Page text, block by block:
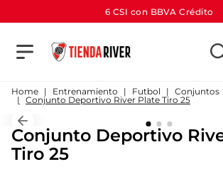
6 CSI con BBVA Crédito
Entrenamiento Futbol
Conjuntos
Conjunto Deportivo River Plate Tiro 25
Conjunto Deportivo
Tiro 25
TÉRMINOS MÁS BUSCADOS
1
camiseta
3 .
gorra
4
short